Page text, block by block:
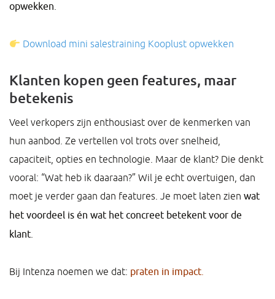
opwekken
Download mini salestraining Kooplust opwekken
Klanten kopen geen features, maar
betekenis
Veel verkopers zijn enthousiast over de kenmerken van
hun aanbod. Ze vertellen vol trots over snelheid,
capaciteit, opties en technologie. Maar de klant? Die denkt
vooral: “Wat heb ik daaraan?” Wil je echt overtuigen, dan
moet je verder gaan dan features. Je moet laten zien wat
het voordeel is én wat het concreet betekent voor de
klant
Bij Intenza noemen we dat: praten in impact